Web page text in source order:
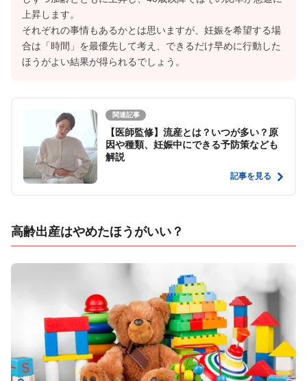
上昇します。
それぞれの事情もあるかとは思いますが、妊娠を希望する場
合は「時間」を最優先して考え、できるだけ早めに行動した
ほうがよい結果が得られるでしょう。
関連記事
【医師監修】流産とは？いつが多い？原
因や種類、妊娠中にできる予防策なども
解説
記事を見る
高齢出産はやめたほうがいい？